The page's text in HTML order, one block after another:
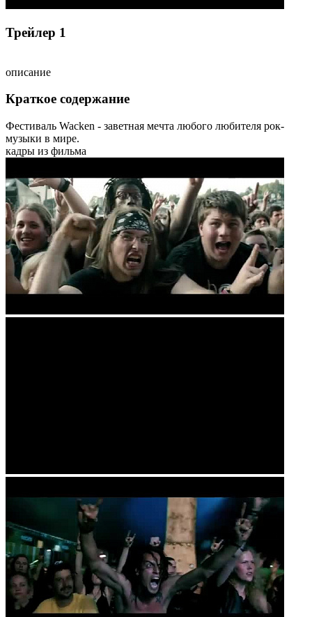
Трейлер 1
описание
Краткое содержание
Фестиваль Wacken - заветная мечта любого любителя рок-
музыки в мире.
кадры из фильма